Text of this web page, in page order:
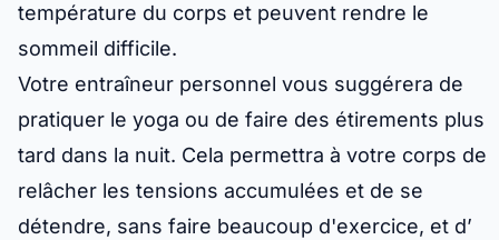
température du corps et peuvent rendre le
sommeil difficile.
Votre entraîneur personnel vous suggérera de
pratiquer le yoga ou de faire des étirements plus
tard dans la nuit. Cela permettra à votre corps de
relâcher les tensions accumulées et de se
détendre, sans faire beaucoup d'exercice, et d’